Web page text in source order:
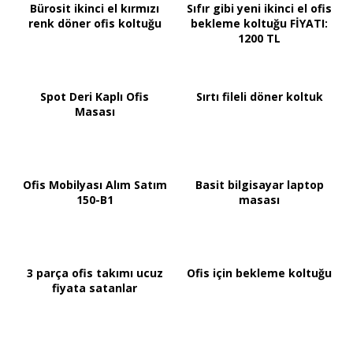
Bürosit ikinci el kırmızı
renk döner ofis koltuğu
Sıfır gibi yeni ikinci el ofis
bekleme koltuğu FİYATI:
1200 TL
Spot Deri Kaplı Ofis
Masası
Sırtı fileli döner koltuk
Ofis Mobilyası Alım Satım
150-B1
Basit bilgisayar laptop
masası
3 parça ofis takımı ucuz
fiyata satanlar
Ofis için bekleme koltuğu